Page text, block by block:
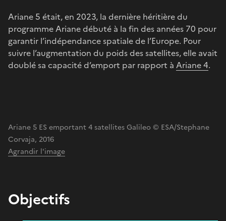
Ariane 5 était, en 2023, la dernière héritière du
programme Ariane débuté à la fin des années 70 pour
garantir l’indépendance spatiale de l’Europe. Pour
suivre l’augmentation du poids des satellites, elle avait
doublé sa capacité d’emport par rapport à Ariane 4.
Ariane 5 ES emportant 4 satellites Galileo © ESA/Stephane
Corvaja, 2016
Agrandir l'image
Objectifs